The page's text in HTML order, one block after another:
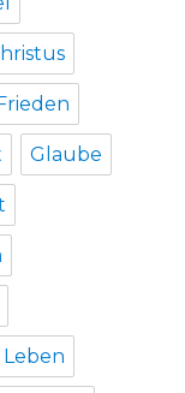
Glaube
Leben